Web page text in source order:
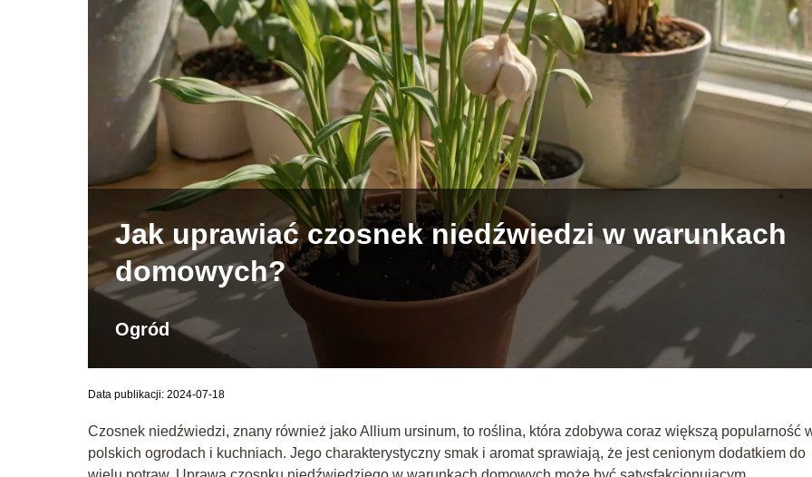
Jak uprawiać czosnek niedźwiedzi w warunkach
domowych?
Ogród
Data publikacji: 2024-07-18
Czosnek niedźwiedzi, znany również jako Allium ursinum, to roślina, która zdobywa coraz większą popularność
polskich ogrodach i kuchniach. Jego charakterystyczny smak i aromat sprawiają, że jest cenionym dodatkiem do